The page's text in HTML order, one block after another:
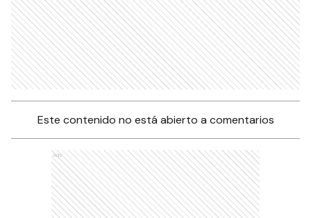
Este contenido no está abierto a comentarios
Ads